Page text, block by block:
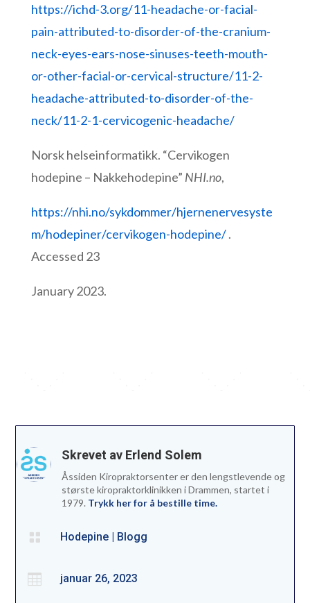
https://ichd-3.org/11-headache-or-facial-
pain-attributed-to-disorder-of-the-cranium-
neck-eyes-ears-nose-sinuses-teeth-mouth-
or-other-facial-or-cervical-structure/11-2-
headache-attributed-to-disorder-of-the-
neck/11-2-1-cervicogenic-headache/
Norsk helseinformatikk. “Cervikogen
hodepine – Nakkehodepine” NHI.no,
https://nhi.no/sykdommer/hjernenervesyste
m/hodepiner/cervikogen-hodepine/.
Accessed 23
January 2023.
Skrevet av Erlend Solem
Åssiden Kiropraktorsenter er den lengstlevende og
største kiropraktorklinikken i Drammen, startet i
1979. Trykk her for å bestille time.
 Hodepine| Blogg
 januar 26, 2023